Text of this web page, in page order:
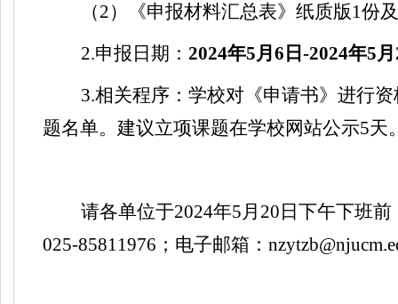
（2）《申报材料汇总表》纸质版1份
2.申报日期： 2024年5月 6 日 -2024年5月
3.相关程序：学校对《申请书》进行
题名单。建议立项课题在学校网站公示5天
请各单位于2024年5月 20 日下午下班
025-85811976 ；电子邮箱：